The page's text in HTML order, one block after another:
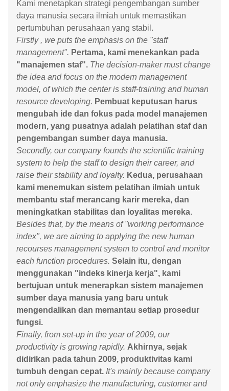
Kami menetapkan strategi pengembangan sumber
daya manusia secara ilmiah untuk memastikan
pertumbuhan perusahaan yang stabil.
Firstly , we puts the emphasis on the "staff
management". Pertama, kami menekankan pada
"manajemen staf". The decision-maker must change
the idea and focus on the modern management
model, of which the center is staff-training and human
resource developing. Pembuat keputusan harus
mengubah ide dan fokus pada model manajemen
modern, yang pusatnya adalah pelatihan staf dan
pengembangan sumber daya manusia.
Secondly, our company founds the scientific training
system to help the staff to design their career, and
raise their stability and loyalty. Kedua, perusahaan
kami menemukan sistem pelatihan ilmiah untuk
membantu staf merancang karir mereka, dan
meningkatkan stabilitas dan loyalitas mereka.
Besides that, by the means of "working performance
index", we are aiming to applying the new human
recourses management system to control and monitor
each function procedures. Selain itu, dengan
menggunakan "indeks kinerja kerja", kami
bertujuan untuk menerapkan sistem manajemen
sumber daya manusia yang baru untuk
mengendalikan dan memantau setiap prosedur
fungsi.
Finally, from set-up in the year of 2009, our
productivity is growing rapidly. Akhirnya, sejak
didirikan pada tahun 2009, produktivitas kami
tumbuh dengan cepat. It's mainly because company
not only emphasize the manufacturing, customer and